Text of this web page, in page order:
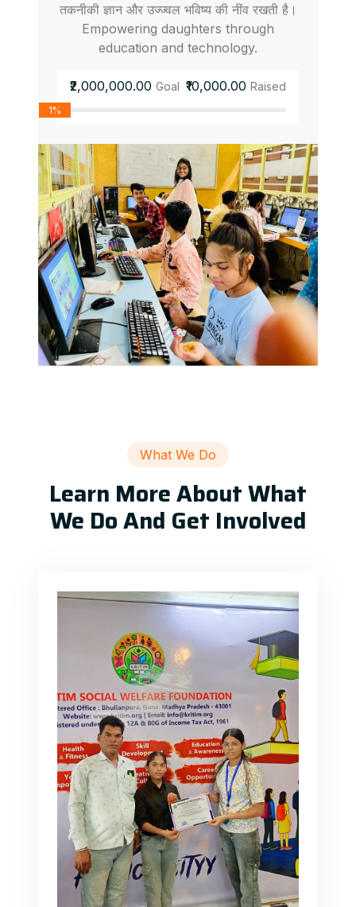
तकनीकी ज्ञान और उज्ज्वल भविष्य की नींव रखती है।
Empowering daughters through
education and technology.
₹2,000,000.00 Goal ₹10,000.00 Raised
1%
What We Do
Learn More About What
We Do And Get Involved